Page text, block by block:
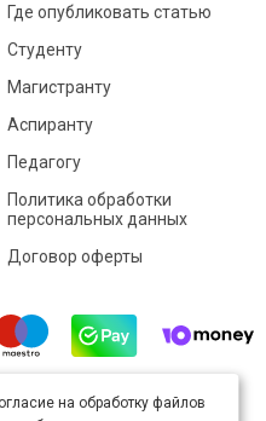
Где опубликовать статью
Студенту
Магистранту
Аспиранту
Педагогу
Политика обработки
персональных данных
Договор оферты
полицензии Creative
на обработку файлов